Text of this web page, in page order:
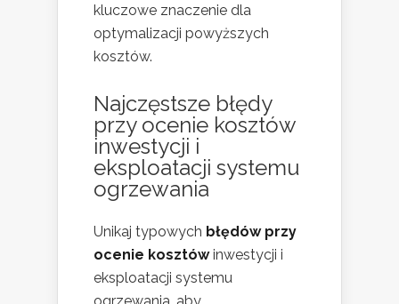
kluczowe znaczenie dla
optymalizacji powyższych
kosztów.
Najczęstsze błędy
przy ocenie kosztów
inwestycji i
eksploatacji systemu
ogrzewania
Unikaj typowych błędów przy
ocenie kosztówinwestycji i
eksploatacji systemu